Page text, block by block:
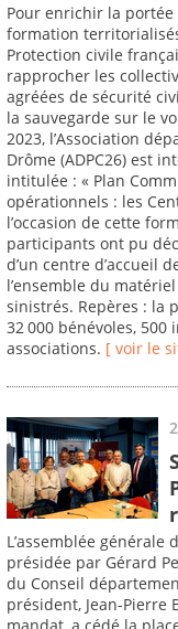
Pour enrichir la
formation
Protection civile
rapprocher les
agréées de sécurité
la sauvegarde sur le
2023, l’Association
Drôme (ADPC26) est
intitulée : « Plan
opérationnels : les
l’occasion de cette
participants ont pu
d’un centre d’accueil
l’ensemble du
sinistrés. Repères : la
32 000 bénévoles,
associations. [ voir le
L’assemblée générale
présidée par Gérard
du Conseil
président, Jean-Pierre